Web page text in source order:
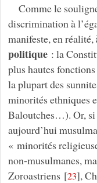
Comme le
discrimination à
manifeste, en réalité,
politique: la
plus hautes
la plupart des
minorités ethniques
Baloutches…). Or, si
aujourd’hui
« minorités
non-musulmanes,
Zoroastriens [23],